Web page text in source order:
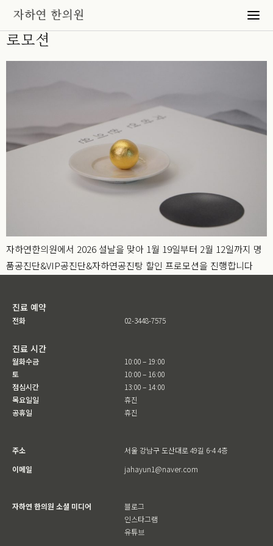
2026 설날 맞이 공진단&공진탕 할인 프
로모션
자하연한의원에서 2026 설날을 맞아 1월 19일부터 2월 12일까지 명
품공진단&VIP공진단&자하연공진탕 할인 프로모션을 진행합니다
진료 예약
전화 02-3448-7575
진료 시간
월화수금
토
점심시간
목요일일
공휴일
10:00 – 19:00
10:00 – 16:00
13:00 – 14:00
휴진
휴진
주소
서울 강남구 도산대로 49길 6-4 4층
이메일
jahayun1@naver.com
자하연 한의원 소셜 미디어
블로그
인스타그램
유튜브